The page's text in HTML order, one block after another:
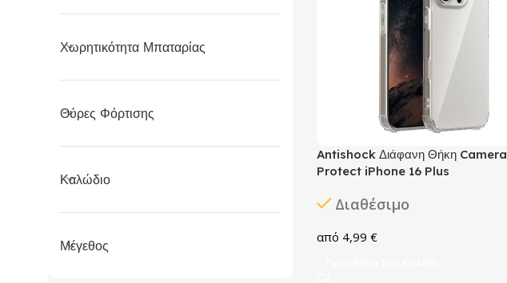
Χωρητικότητα Μπαταρίας
Θύρες Φόρτισης
Καλώδιο
Μέγεθος
Antishock Διάφανη Θήκη Camera
Protect iPhone 16 Plus
Διαθέσιμο
4,99 €